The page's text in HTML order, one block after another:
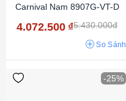
Carnival Nam 8907G-VT-D
4.072.500 ₫5.430.000đ
So Sánh
-25%